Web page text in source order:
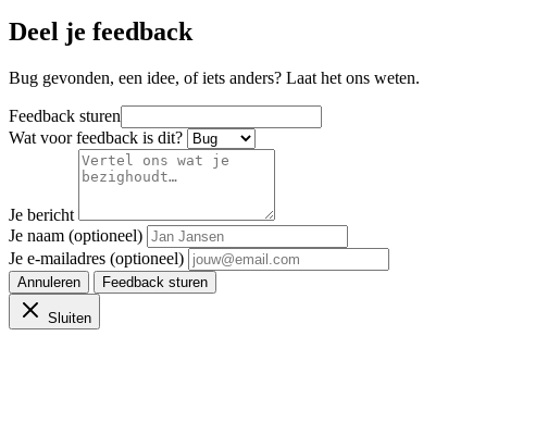
Deel je feedback
Bug gevonden, een idee, of iets anders? Laat het ons weten.
Feedback sturen
Wat voor feedback is dit?
Je bericht
Je naam (optioneel)
Je e-mailadres (optioneel)
Annuleren Feedback sturen
Sluiten